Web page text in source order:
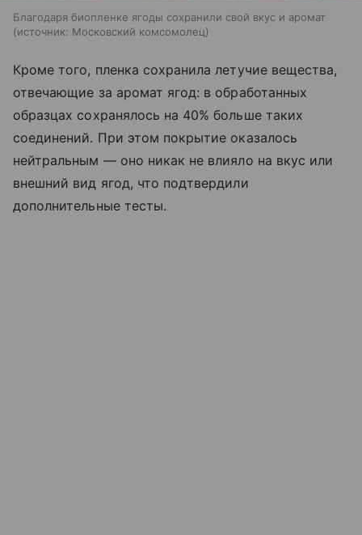
Благодаря биопленке ягоды сохранили свой вкус и аромат
источник: Московский комсомолец
Кроме того, пленка сохранила летучие вещества,
отвечающие за аромат ягод: в обработанных
образцах сохранялось на 40% больше таких
соединений. При этом покрытие оказалось
нейтральным — оно никак не влияло на вкус или
внешний вид ягод, что подтвердили
дополнительные тесты.